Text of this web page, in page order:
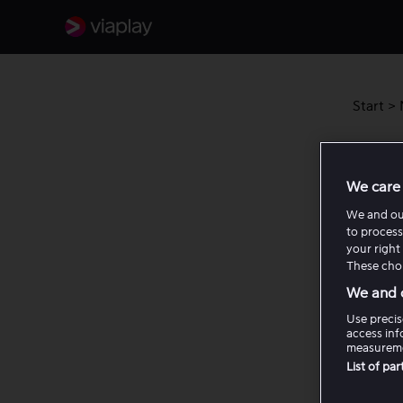
Start >
For å
inn på
Hvis
bildet
We
We and
to
your right
These
We and
Use
access
List of